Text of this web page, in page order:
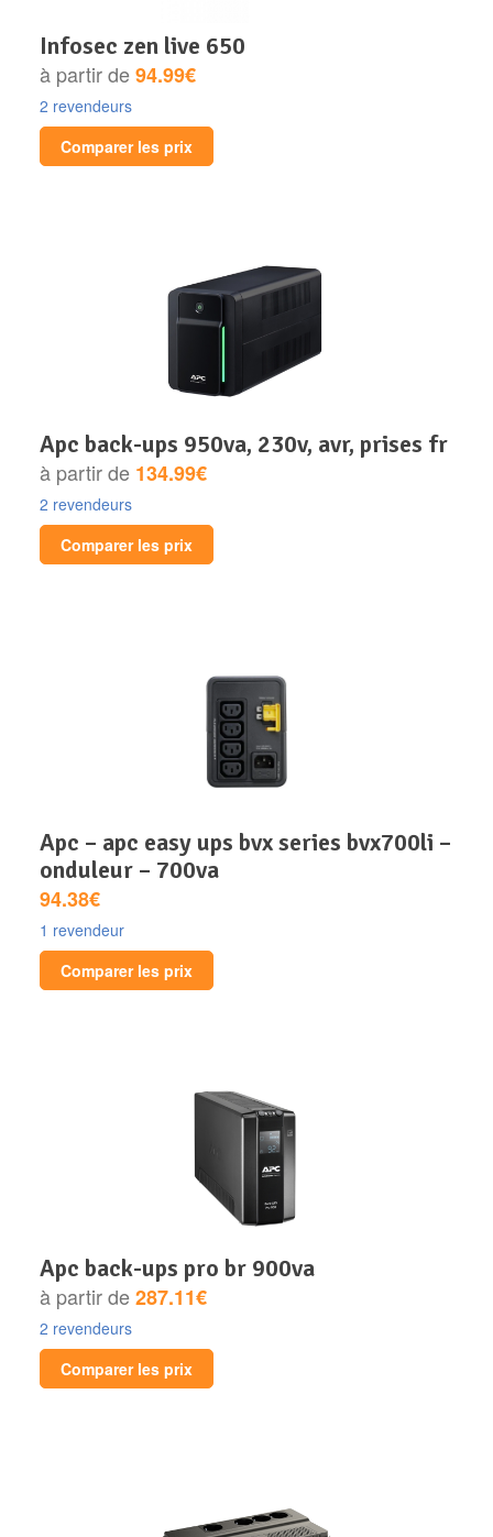
infosec zen live 650
à partir de94.99€
2 revendeurs
Comparer les prix
apc back-ups 950va, 230v, avr, prises fr
à partir de 134.99€
2 revendeurs
Comparer les prix
apc – apc easy ups bvx series bvx700li –
onduleur – 700va
94.38€
1 revendeur
Comparer les prix
apc back-ups pro br 900va
à partir de287.11€
2 revendeurs
Comparer les prix